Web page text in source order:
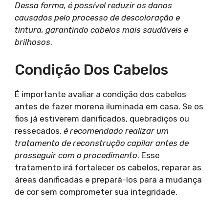
Dessa forma, é possível reduzir os danos
causados pelo processo de descoloração e
tintura, garantindo cabelos mais saudáveis e
brilhosos.
Condição Dos Cabelos
É importante avaliar a condição dos cabelos
antes de fazer morena iluminada em casa. Se os
fios já estiverem danificados, quebradiços ou
ressecados, é recomendado realizar um
tratamento de reconstrução capilar antes de
prosseguir com o procedimento. Esse
tratamento irá fortalecer os cabelos, reparar as
áreas danificadas e prepará-los para a mudança
de cor sem comprometer sua integridade.